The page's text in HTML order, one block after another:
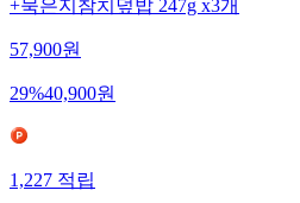
+묵은지참치덮밥 247g x3개
57,900원
29%40,900원
1,227적립